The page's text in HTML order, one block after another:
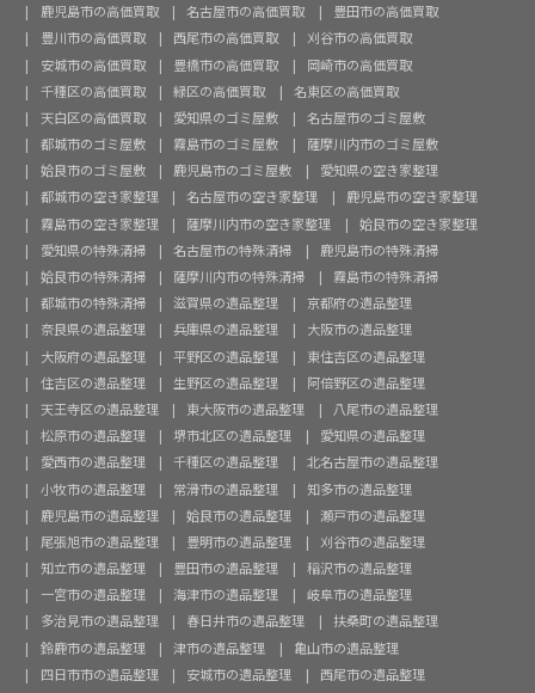
鹿児島市の高価買取
名古屋市の高価買取
豊田市の高価買取
豊川市の高価買取
西尾市の高価買取
刈谷市の高価買取
安城市の高価買取
豊橋市の高価買取
岡崎市の高価買取
千種区の高価買取
緑区の高価買取
名東区の高価買取
天白区の高価買取
愛知県のゴミ屋敷
名古屋市のゴミ屋敷
都城市のゴミ屋敷
霧島市のゴミ屋敷
薩摩川内市のゴミ屋敷
姶良市のゴミ屋敷
鹿児島市のゴミ屋敷
愛知県の空き家整理
都城市の空き家整理
名古屋市の空き家整理
鹿児島市の空き家整理
霧島市の空き家整理
薩摩川内市の空き家整理
姶良市の空き家整理
愛知県の特殊清掃
名古屋市の特殊清掃
鹿児島市の特殊清掃
姶良市の特殊清掃
薩摩川内市の特殊清掃
霧島市の特殊清掃
都城市の特殊清掃
滋賀県の遺品整理
京都府の遺品整理
奈良県の遺品整理
兵庫県の遺品整理
大阪市の遺品整理
大阪府の遺品整理
平野区の遺品整理
東住吉区の遺品整理
住吉区の遺品整理
生野区の遺品整理
阿倍野区の遺品整理
天王寺区の遺品整理
東大阪市の遺品整理
八尾市の遺品整理
松原市の遺品整理
堺市北区の遺品整理
愛知県の遺品整理
愛西市の遺品整理
千種区の遺品整理
北名古屋市の遺品整理
小牧市の遺品整理
常滑市の遺品整理
知多市の遺品整理
鹿児島市の遺品整理
姶良市の遺品整理
瀬戸市の遺品整理
尾張旭市の遺品整理
豊明市の遺品整理
刈谷市の遺品整理
知立市の遺品整理
豊田市の遺品整理
稲沢市の遺品整理
一宮市の遺品整理
海津市の遺品整理
岐阜市の遺品整理
多治見市の遺品整理
春日井市の遺品整理
扶桑町の遺品整理
鈴鹿市の遺品整理
津市の遺品整理
亀山市の遺品整理
四日市市の遺品整理
安城市の遺品整理
西尾市の遺品整理